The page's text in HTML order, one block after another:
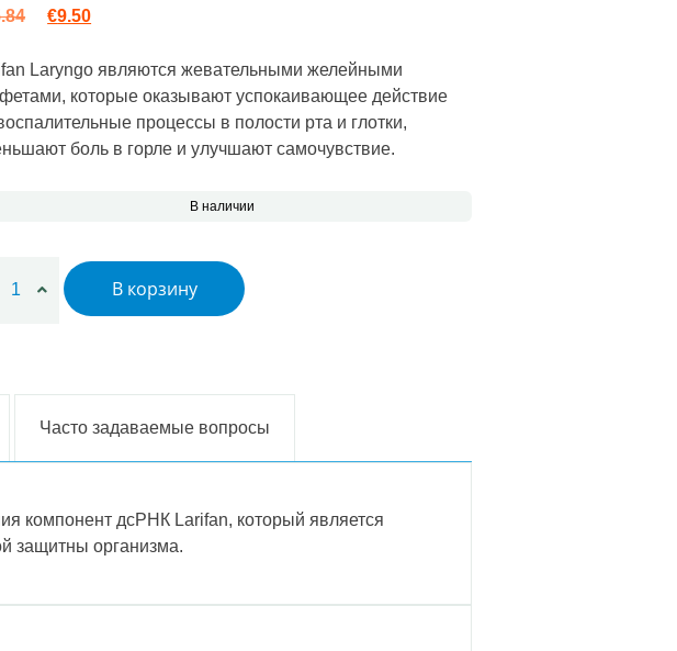
Первоначальная цена составляла €15.84.
€9.50Текущая цена: €9.50.
Laryngo являются жевательными желейными
которые оказывают успокаивающее действие
процессы в полости рта и глотки,
боль в горле и улучшают самочувствие.
В наличии
товара 4 x Larifan LARYNGO с лаймой и мятой
В корзину
Часто задаваемые вопросы
компонент дсРНК Larifan, который является
защитны организма.